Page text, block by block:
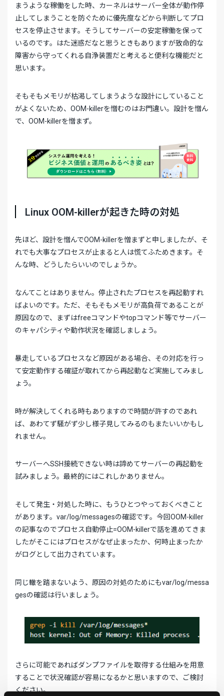
まうような稼働をした時、カーネルはサーバー全体が動作停
止してしまうことを防ぐために優先度などから判断してプロ
セスを停止させます。そうしてサーバーの安定稼働を保って
いるのです。はた迷惑だなと思うときもありますが致命的な
障害から守ってくれる自浄装置だと考えると便利な機能だと
思います。
そもそもメモリが枯渇してしまうような設計にしていること
がよくないため、OOM-killerを憎むのはお門違い。設計を憎ん
で、OOM-killerを憎まず。
Linux OOM-killerが起きた時の対処
先ほど、設計を憎んでOOM-killerを憎まずと申しましたが、そ
れでも大事なプロセスが止まると人は慌てふためきます。そ
んな時、どうしたらいいのでしょうか。
なんてことはありません。停止されたプロセスを再起動すれ
ばよいのです。ただ、そもそもメモリが高負荷であることが
原因なので、まずはfreeコマンドやtopコマンド等でサーバー
のキャパシティや動作状況を確認しましょう。
暴走しているプロセスなど原因がある場合、その対応を行っ
て安定動作する確証が取れてから再起動など実施してみまし
ょう。
時が解決してくれる時もありますので時間が許すのであれ
ば、あわてず騒がず少し様子見してみるのもまたいいかもし
れません。
サーバーへSSH接続できない時は諦めてサーバーの再起動を
試みましょう。最終的にはこれしかありません。
そして発生・対処した時に、もうひとつやっておくべきこと
があります。var/log/messagesの確認です。今回OOM-killer
の記事なのでプロセス自動停止=OOM-killerで話を進めてきま
したがそこにはプロセスがなぜ止まったか、何時止まったか
がログとして出力されています。
同じ轍を踏まないよう、原因の対処のためにもvar/log/messa
gesの確認は行いましょう。
さらに可能であればダンプファイルを取得する仕組みを用意
することで状況確認が容易になるかと思いますので、ご検討
ください。